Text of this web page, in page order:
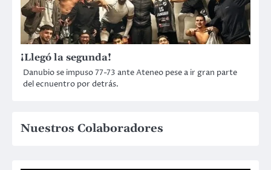
¡Llegó la segunda!
Danubio se impuso 77-73 ante Ateneo pese a ir gran parte
del ecnuentro por detrás.
Nuestros Colaboradores